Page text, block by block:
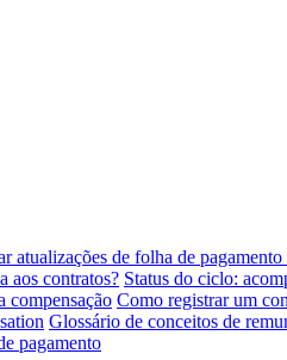
atualizações de folha de
aos contratos? Status do ciclo:
compensação Como registrar um
Glossário de conceitos de
pagamento